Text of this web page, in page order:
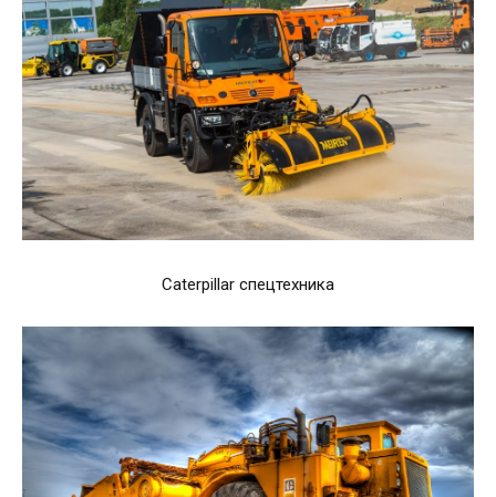
Caterpillar спецтехника